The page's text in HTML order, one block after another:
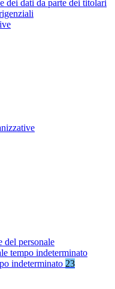
dei dati da parte dei titolari
del personale
tempo indeterminato
indeterminato 23